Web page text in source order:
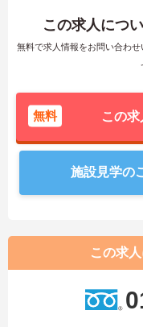
この求人につ
無料で求人情報をお問い合わ
無料 この
施設見学の
この求